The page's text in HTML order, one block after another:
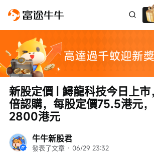
牛牛新股君
發表了文章 · 06/29 23:32
新股定價 | 鱘龍科技今日上
倍認購，每股定價75.5港元
2800港元